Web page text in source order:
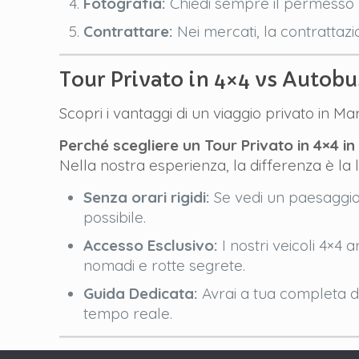
Contrattare: Nei mercati, la
Tour Privato in 4×4 vs
Scopri i vantaggi di un viaggio privato in
Perché scegliere un Tour Privato in 4×4
Nella nostra esperienza, la differenza è la
Senza orari rigidi: Se vedi un
possibile.
Accesso Esclusivo: I nostri veicoli 4×4
nomadi e rotte segrete.
Guida Dedicata: Avrai a tua completa
tempo reale.